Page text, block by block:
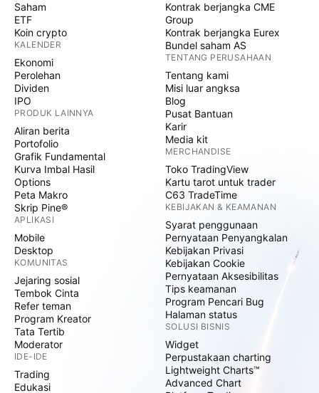
Saham
ETF
Koin crypto
KALENDER
Ekonomi
Perolehan
Dividen
IPO
PRODUK LAINNYA
Aliran berita
Portofolio
Grafik Fundamental
Kurva Imbal Hasil
Options
Peta Makro
Skrip Pine®
APLIKASI
Mobile
Desktop
KOMUNITAS
Jejaring sosial
Tembok Cinta
Refer teman
Program Kreator
Tata Tertib
Moderator
IDE-IDE
Trading
Edukasi
Kontrak berjangka CME
Group
Kontrak berjangka Eurex
Bundel saham AS
TENTANG PERUSAHAAN
Tentang kami
Misi luar angksa
Blog
Pusat Bantuan
Karir
Media kit
MERCHANDISE
Toko TradingView
Kartu tarot untuk trader
C63 TradeTime
KEBIJAKAN & KEAMANAN
Syarat penggunaan
Pernyataan Penyangkalan
Kebijakan Privasi
Kebijakan Cookie
Pernyataan Aksesibilitas
Tips keamanan
Program Pencari Bug
Halaman status
SOLUSI BISNIS
Widget
Perpustakaan charting
Lightweight Charts™
Advanced Chart